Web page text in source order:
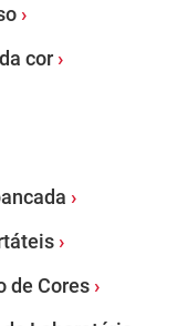
cor
de Cores